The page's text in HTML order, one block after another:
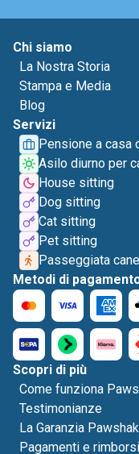
Chi siamo
La Nostra Storia
Stampa e Media
Blog
Servizi
Pensione a casa
Asilo diurno per
House sitting
Dog sitting
Cat sitting
Pet sitting
Passeggiata cane
Metodi di
Scopri di più
Come funziona
Testimonianze
La Garanzia
Pagamenti e rimborsi